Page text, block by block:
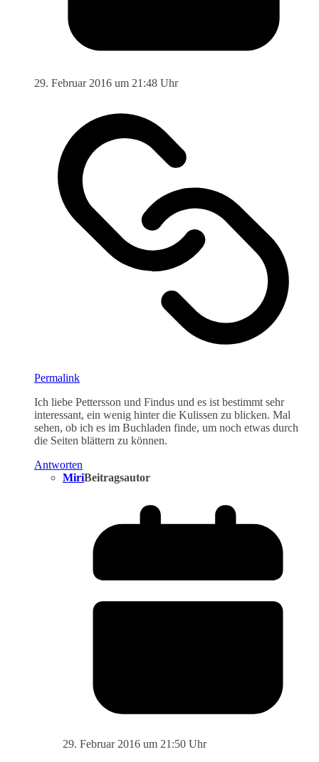
29. Februar 2016 um 21:48 Uhr
Permalink
Ich liebe Pettersson und Findus und es ist bestimmt sehr
interessant, ein wenig hinter die Kulissen zu blicken. Mal
sehen, ob ich es im Buchladen finde, um noch etwas durch
die Seiten blättern zu können.
Antworten
MiriBeitragsautor
29. Februar 2016 um 21:50 Uhr